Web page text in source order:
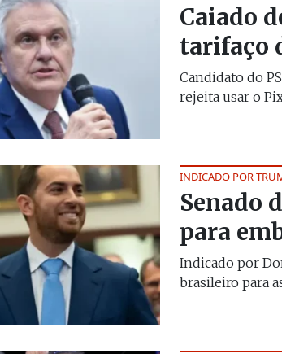
Caiado
tarifaço
Candidato do
rejeita usar o
INDICADO POR
Senado
para
Indicado por
brasileiro para